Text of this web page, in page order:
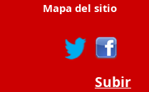
Mapa del sitio
Subir